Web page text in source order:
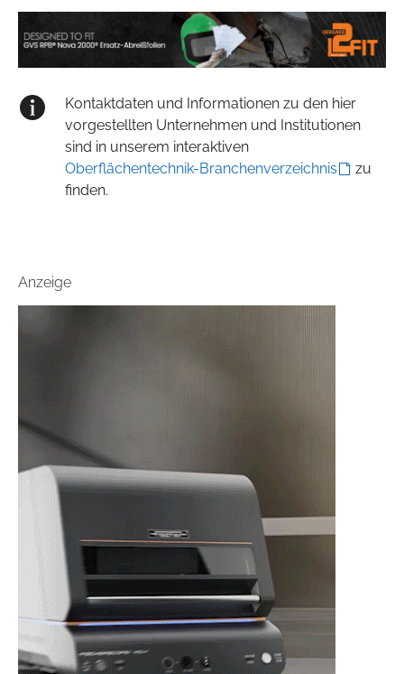
Kontaktdaten und Informationen zu den hier
vorgestellten Unternehmen und Institutionen
sind in unserem interaktiven
Oberflächentechnik-Branchenverzeichnis
zu
finden.
Anzeige